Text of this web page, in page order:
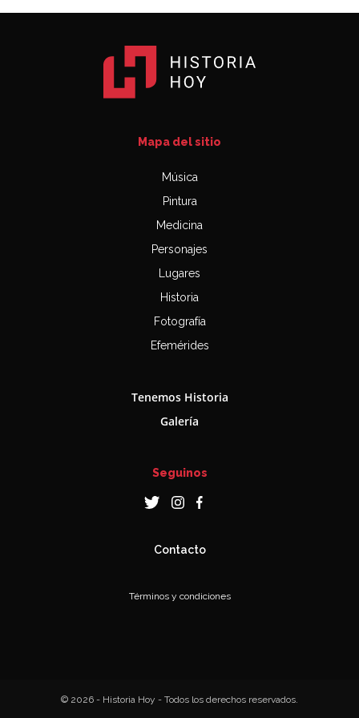
Mapa del sitio
Música
Pintura
Medicina
Personajes
Lugares
Historia
Fotografía
Efemérides
Tenemos Historia
Galería
Seguinos
Contacto
Términos y condiciones
© 2026 - Historia Hoy - Todos los derechos reservados.